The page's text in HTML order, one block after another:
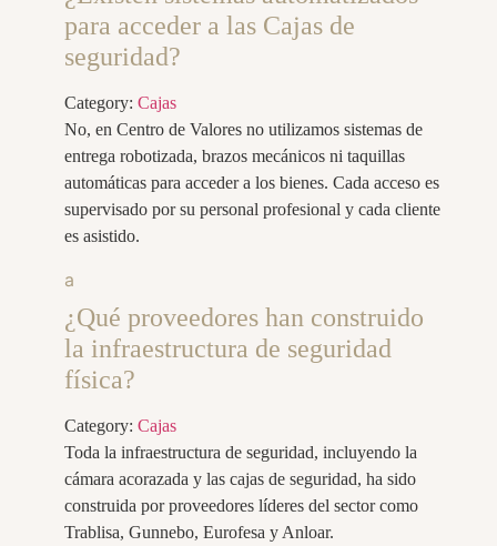
para acceder a las Cajas de
seguridad?
Category: Cajas
No, en Centro de Valores no utilizamos sistemas de
entrega robotizada, brazos mecánicos ni taquillas
automáticas para acceder a los bienes. Cada acceso es
supervisado por su personal profesional y cada cliente
es asistido.
a
¿Qué proveedores han construido
la infraestructura de seguridad
física?
Category: Cajas
Toda la infraestructura de seguridad, incluyendo la
cámara acorazada y las cajas de seguridad, ha sido
construida por proveedores líderes del sector como
Trablisa, Gunnebo, Eurofesa y Anloar.